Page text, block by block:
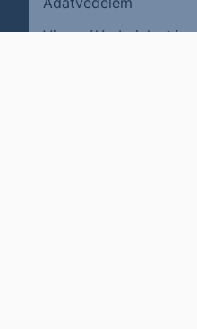
Visszaélés